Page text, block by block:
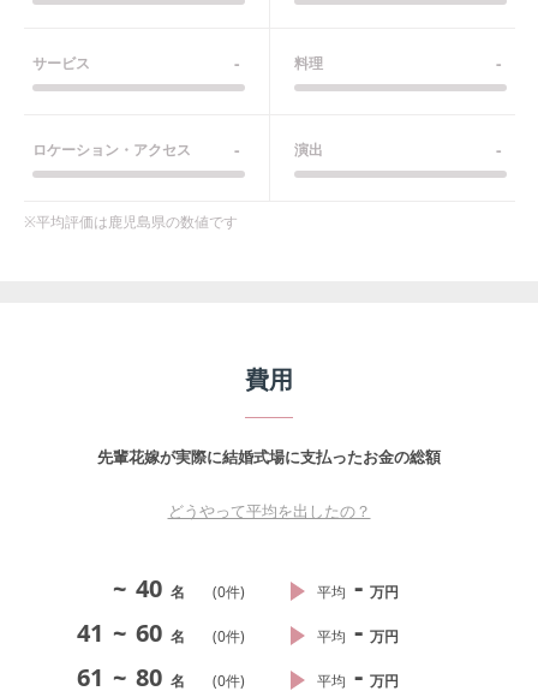
サービス - 料理 -
ロケーション・アクセス - 演出 -
※平均評価は鹿児島県の数値です
費用
先輩花嫁が実際に結婚式場に支払ったお金の総額
どうやって平均を出したの？
~ 40 名 (0件) 平均 - 万円
41 ~ 60 名 (0件) 平均 - 万円
61 ~ 80 名 (0件) 平均 - 万円